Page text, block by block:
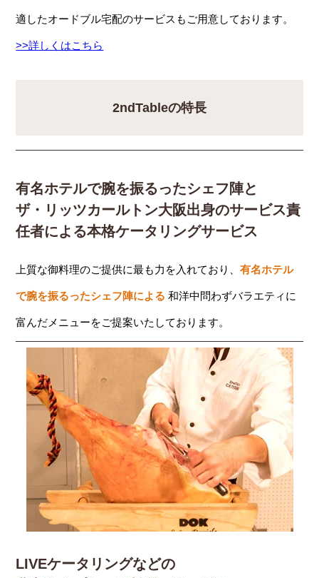
適したオードブル宅配のサービスもご用意しております。
>>詳しくはこちら
2ndTableの特長
有名ホテルで腕を振るったシェフ陣と
ザ・リッツカールトン大阪出身のサービス責
任者による本格ケータリングサービス
上質な御料理のご提供に最も力を入れており、有名ホテル
で腕を振るったシェフ陣による 和洋中問わずバラエティに
富んだメニューをご提案いたしております。
LIVEケータリングなどの